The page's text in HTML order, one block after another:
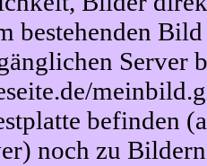
bestehenden
Server
befinden
noch zu